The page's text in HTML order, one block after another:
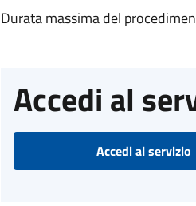
Durata massima del
Accedi al
Accedi al servizio